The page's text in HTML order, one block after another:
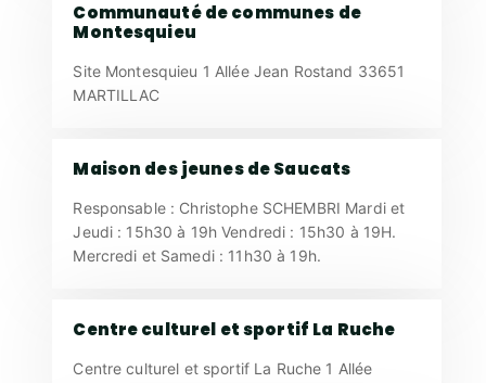
Communauté de communes de
Montesquieu
Site Montesquieu 1 Allée Jean Rostand 33651
MARTILLAC
Maison des jeunes de Saucats
Responsable : Christophe SCHEMBRI Mardi et
Jeudi : 15h30 à 19h Vendredi : 15h30 à 19H.
Mercredi et Samedi : 11h30 à 19h.
Centre culturel et sportif La Ruche
Centre culturel et sportif La Ruche 1 Allée